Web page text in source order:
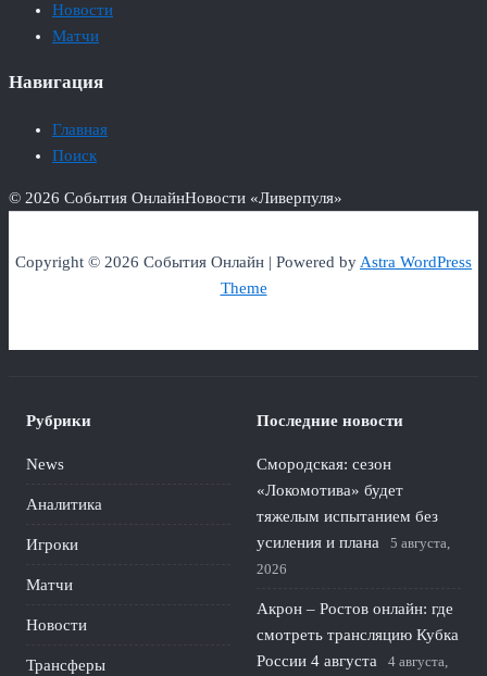
Новости
Матчи
Навигация
Главная
Поиск
© 2026 События ОнлайнНовости «Ливерпуля»
Copyright © 2026 События Онлайн | Powered byAstra WordPress
Theme
Рубрики
News
Аналитика
Игроки
Матчи
Новости
Трансферы
Последние новости
Смородская: сезон
«Локомотива» будет
тяжелым испытанием без
усиления и плана
5 августа,
2026
Акрон – Ростов онлайн: где
смотреть трансляцию Кубка
России 4 августа
4 августа,